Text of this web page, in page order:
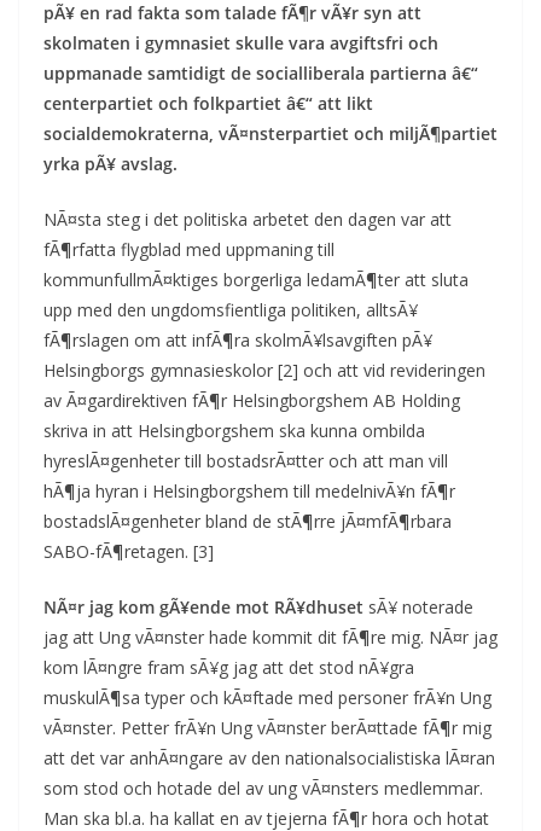
pÃ¥ en rad fakta som talade fÃ¶r vÃ¥r syn att
skolmaten i gymnasiet skulle vara avgiftsfri och
uppmanade samtidigt de socialliberala partierna â€“
centerpartiet och folkpartiet â€“ att likt
socialdemokraterna, vÃ¤nsterpartiet och miljÃ¶partiet
yrka pÃ¥ avslag.
NÃ¤sta steg i det politiska arbetet den dagen var att
fÃ¶rfatta flygblad med uppmaning till
kommunfullmÃ¤ktiges borgerliga ledamÃ¶ter att sluta
upp med den ungdomsfientliga politiken, alltsÃ¥
fÃ¶rslagen om att infÃ¶ra skolmÃ¥lsavgiften pÃ¥
Helsingborgs gymnasieskolor [2] och att vid revideringen
av Ã¤gardirektiven fÃ¶r Helsingborgshem AB Holding
skriva in att Helsingborgshem ska kunna ombilda
hyreslÃ¤genheter till bostadsrÃ¤tter och att man vill
hÃ¶ja hyran i Helsingborgshem till medelnivÃ¥n fÃ¶r
bostadslÃ¤genheter bland de stÃ¶rre jÃ¤mfÃ¶rbara
SABO-fÃ¶retagen. [3]
NÃ¤r jag kom gÃ¥ende mot RÃ¥dhuset sÃ¥ noterade
jag att Ung vÃ¤nster hade kommit dit fÃ¶re mig. NÃ¤r jag
kom lÃ¤ngre fram sÃ¥g jag att det stod nÃ¥gra
muskulÃ¶sa typer och kÃ¤ftade med personer frÃ¥n Ung
vÃ¤nster. Petter frÃ¥n Ung vÃ¤nster berÃ¤ttade fÃ¶r mig
att det var anhÃ¤ngare av den nationalsocialistiska lÃ¤ran
som stod och hotade del av ung vÃ¤nsters medlemmar.
Man ska bl.a. ha kallat en av tjejerna fÃ¶r hora och hotat